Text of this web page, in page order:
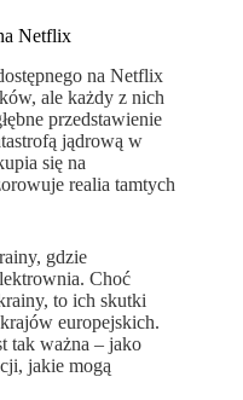
Netflix
na Netflix
ale każdy z nich
przedstawienie
jądrową w
się na
realia tamtych
gdzie
Choć
to ich skutki
europejskich.
tak ważna – jako
jakie mogą